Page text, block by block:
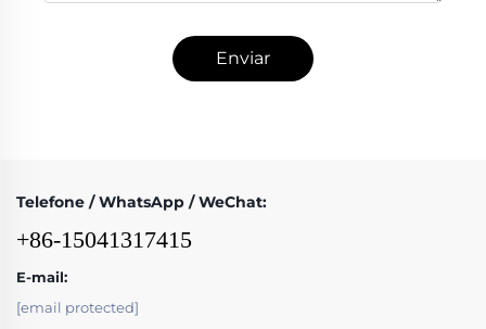
Enviar
Telefone / WhatsApp / WeChat:
+86-15041317415
E-mail:
[email protected]